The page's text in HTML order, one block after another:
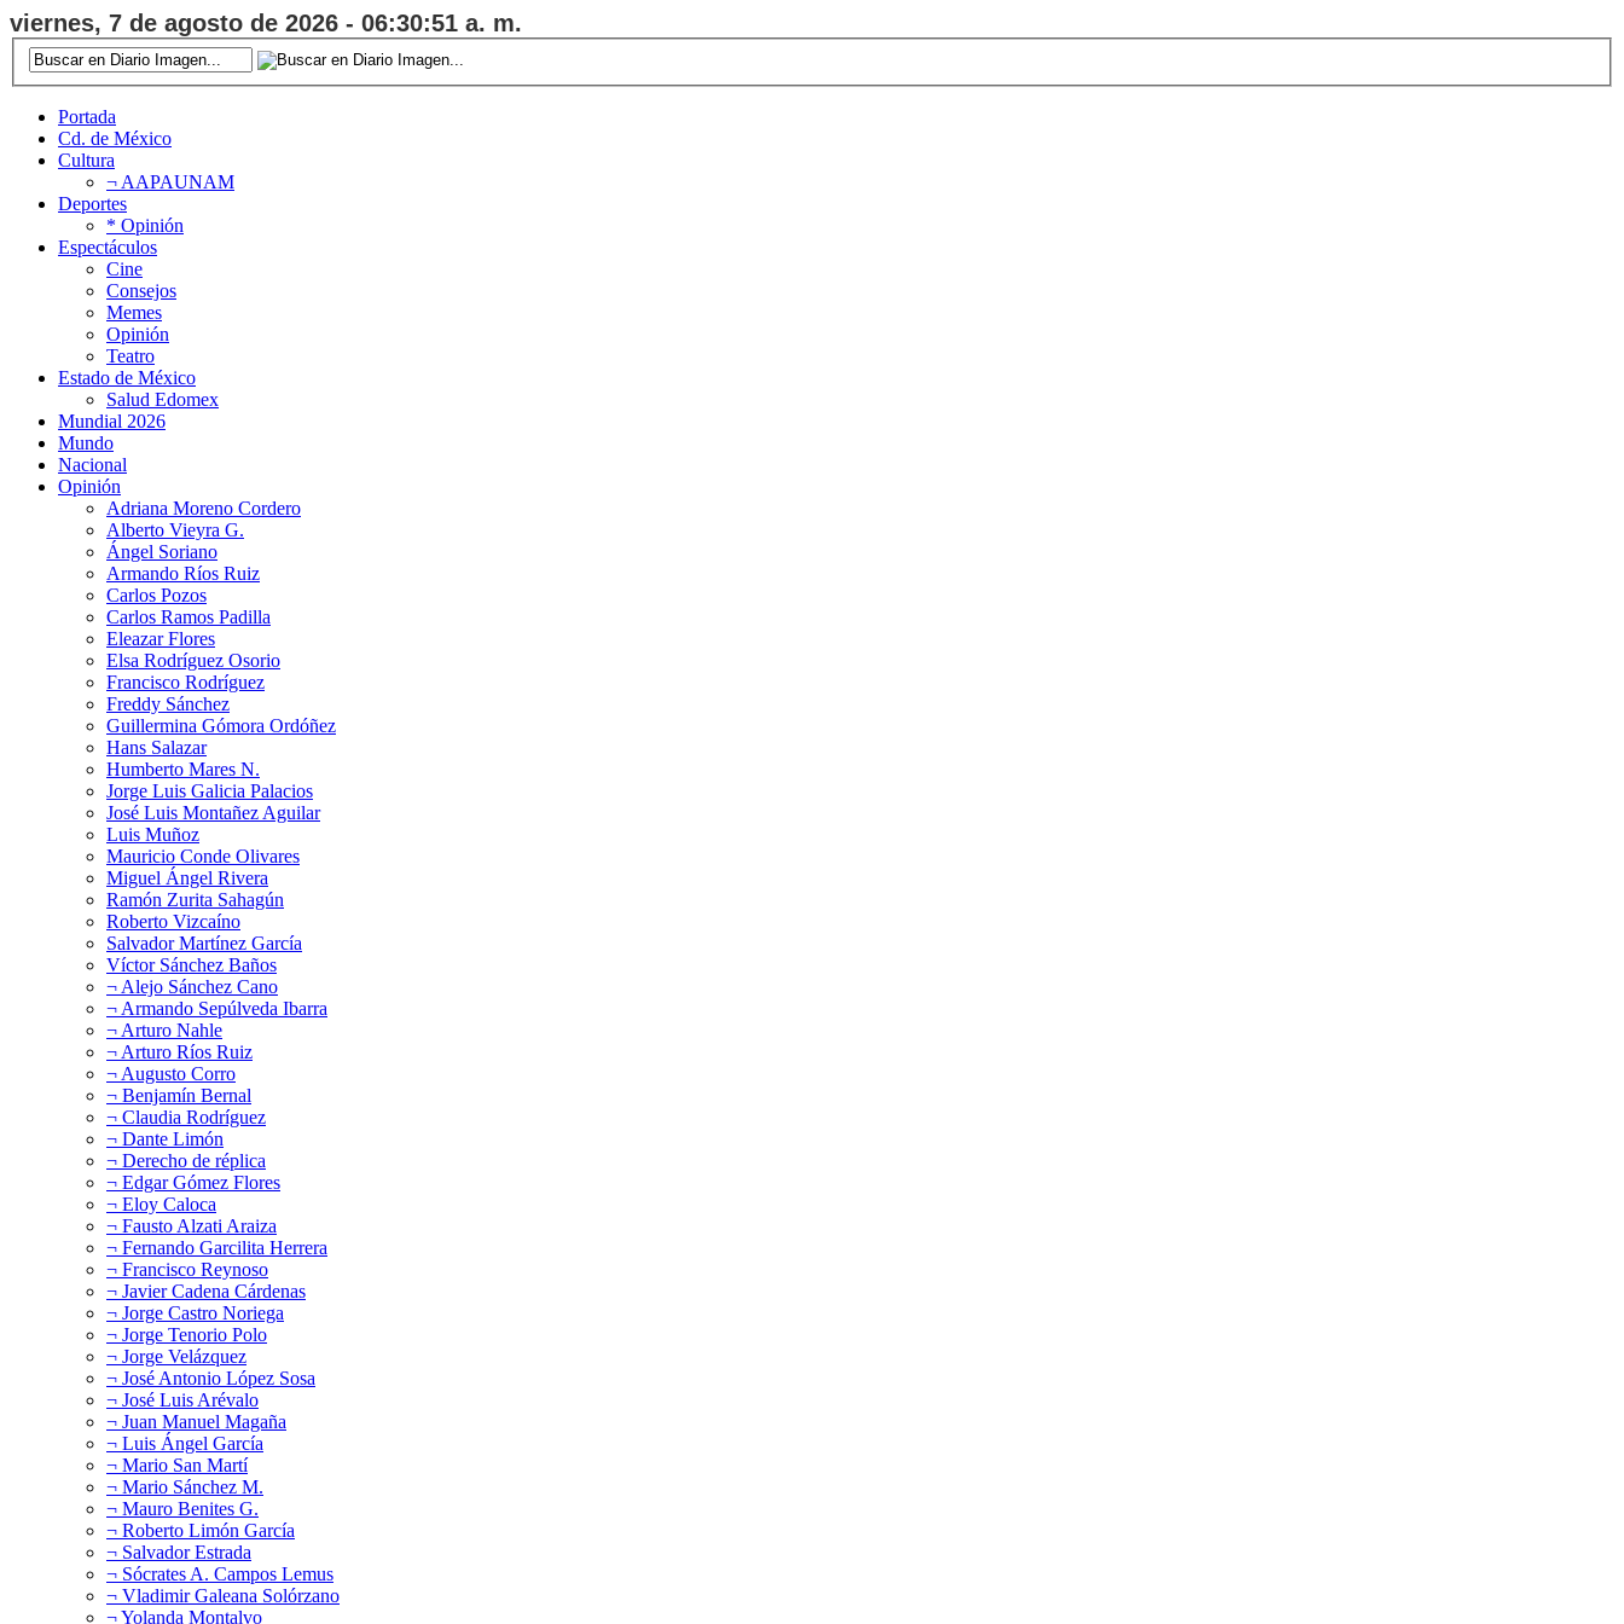
viernes, 7 de agosto de 2026 - 06:30:52 a. m.
Portada
Cd. de México
Cultura
¬ AAPAUNAM
Deportes
* Opinión
Espectáculos
Cine
Consejos
Memes
Opinión
Teatro
Estado de México
Salud Edomex
Mundial 2026
Mundo
Nacional
Opinión
Adriana Moreno Cordero
Alberto Vieyra G.
Ángel Soriano
Armando Ríos Ruiz
Carlos Pozos
Carlos Ramos Padilla
Eleazar Flores
Elsa Rodríguez Osorio
Francisco Rodríguez
Freddy Sánchez
Guillermina Gómora Ordóñez
Hans Salazar
Humberto Mares N.
Jorge Luis Galicia Palacios
José Luis Montañez Aguilar
Luis Muñoz
Mauricio Conde Olivares
Miguel Ángel Rivera
Ramón Zurita Sahagún
Roberto Vizcaíno
Salvador Martínez García
Víctor Sánchez Baños
¬ Alejo Sánchez Cano
¬ Armando Sepúlveda Ibarra
¬ Arturo Nahle
¬ Arturo Ríos Ruiz
¬ Augusto Corro
¬ Benjamín Bernal
¬ Claudia Rodríguez
¬ Dante Limón
¬ Derecho de réplica
¬ Edgar Gómez Flores
¬ Eloy Caloca
¬ Fausto Alzati Araiza
¬ Fernando Garcilita Herrera
¬ Francisco Reynoso
¬ Javier Cadena Cárdenas
¬ Jorge Castro Noriega
¬ Jorge Tenorio Polo
¬ Jorge Velázquez
¬ José Antonio López Sosa
¬ José Luis Arévalo
¬ Juan Manuel Magaña
¬ Luis Ángel García
¬ Mario San Martí
¬ Mario Sánchez M.
¬ Mauro Benites G.
¬ Roberto Limón García
¬ Salvador Estrada
¬ Sócrates A. Campos Lemus
¬ Vladimir Galeana Solórzano
¬ Yolanda Montalvo